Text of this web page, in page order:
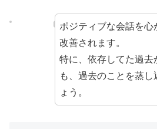
ポジティブな会話を
改善されます。
特に、依存してた過去
も、過去のことを蒸
ょう。